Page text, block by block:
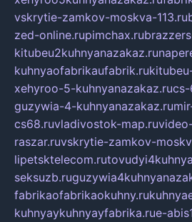
vskrytie-zamkov-moskva-113.ru
zed-online.rupimchax.ru
kitubeu2kuhnyanazakaz.ru
kuhnyaofabrikaufabrik.ru
xehyroo-5-kuhnyanazakaz.rucs-
guzywia-4-kuhnyanazakaz.ru
cs68.ruvladivostok-map.ru
raszar.ruvskrytie-zamkov-
lipetsktelecom.ru
seksuzb.ru
fabrikaofabrikaokuhny.ru
kuhnyaykuhnyayfabrika.rue-